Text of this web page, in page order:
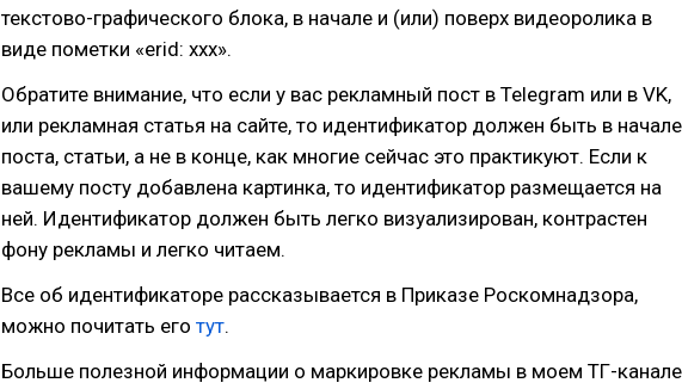
текстово-графического блока, в начале и (или) поверх видеоролика в
виде пометки «erid: ххх».
Обратите внимание, что если у вас рекламный пост в Telegram или в VK,
или рекламная статья на сайте, то идентификатор должен быть в начале
поста, статьи, а не в конце, как многие сейчас это практикуют. Если к
вашему посту добавлена картинка, то идентификатор размещается на
ней. Идентификатор должен быть легко визуализирован, контрастен
фону рекламы и легко читаем.
Все об идентификаторе рассказывается в Приказе Роскомнадзора,
можно почитать его тут.
Больше полезной информации о маркировке рекламы в моем ТГ-канале